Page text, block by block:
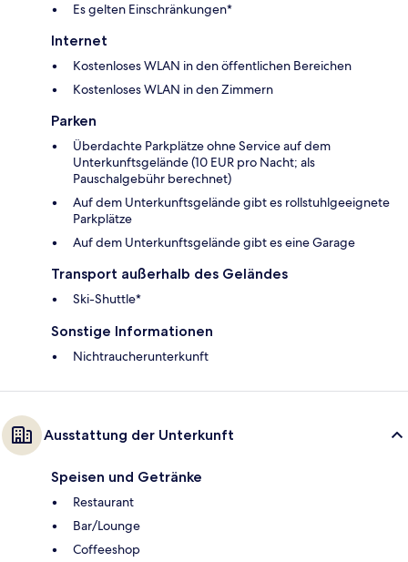
Es gelten Einschränkungen*
Internet
Kostenloses WLAN in den öffentlichen Bereichen
Kostenloses WLAN in den Zimmern
Parken
Überdachte Parkplätze ohne Service auf dem
Unterkunftsgelände (10 EUR pro Nacht; als
Pauschalgebühr berechnet)
Auf dem Unterkunftsgelände gibt es rollstuhlgeeignete
Parkplätze
Auf dem Unterkunftsgelände gibt es eine Garage
Transport außerhalb des Geländes
Ski-Shuttle*
Sonstige Informationen
Nichtraucherunterkunft
Ausstattung der Unterkunft
Speisen und Getränke
Restaurant
Bar/Lounge
Coffeeshop